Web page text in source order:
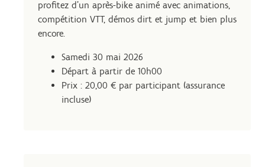
profitez d’un après-bike animé avec animations,
compétition VTT, démos dirt et jump et bien plus
encore.
Samedi 30 mai 2026
Départ à partir de 10h00
Prix : 20,00 € par participant (assurance
incluse)